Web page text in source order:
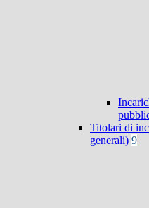
Titolari di
generali) 9